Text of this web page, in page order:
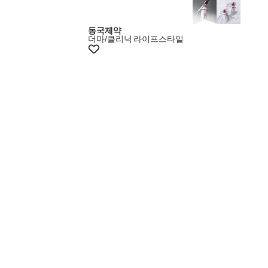
동국제약
더마/클리닉 라이프스타일